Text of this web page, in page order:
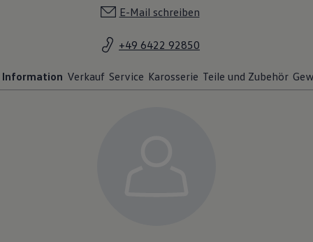
E-Mail schreiben
+49 6422 92850
Information Verkauf Service Karosserie Teile und Zubehör